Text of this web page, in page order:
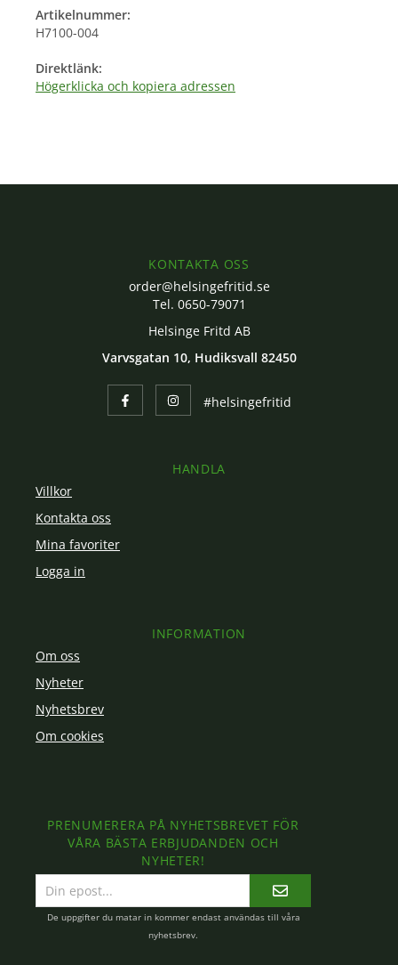
Artikelnummer:
H7100-004
Direktlänk:
Högerklicka och kopiera adressen
KONTAKTA OSS
order@helsingefritid.se
Tel. 0650-79071
Helsinge Fritd AB
Varvsgatan 10, Hudiksvall 82450
#helsingefritid
HANDLA
Villkor
Kontakta oss
Mina favoriter
Logga in
INFORMATION
Om oss
Nyheter
Nyhetsbrev
Om cookies
PRENUMERERA PÅ NYHETSBREVET FÖR
VÅRA BÄSTA ERBJUDANDEN OCH
NYHETER!
postadress
De uppgifter du matar in kommer endast användas till våra
nyhetsbrev.